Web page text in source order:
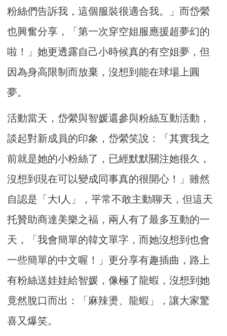
粉絲們告訴我，這個服裝很適合我。」而岱縈
也興奮分享，「第一次穿空姐服應援超夢幻的
啦！」她更透露自己小時候真的有空姐夢，但
因為身高限制而放棄，沒想到能在球場上圓
夢。
活動當天，岱縈與智媛還參與粉絲互動活動，
談起對新成員的印象，岱縈笑說：「其實我之
前就是她的小粉絲了，已經默默關注她很久，
沒想到現在可以變成同事真的很開心！」雖然
自認是「大I人」，平常不敢主動聊天，但這天
托贊助商達美樂之福，兩人有了最多互動的一
天，「我會簡單的韓文單字，而她沒想到也會
一些簡單的中文喔！」更分享有趣插曲，路上
有粉絲送娃娃給智媛，像極了龍蝦，沒想到她
竟然脫口而出：「麻辣燙、龍蝦」，讓大家驚
喜又爆笑。